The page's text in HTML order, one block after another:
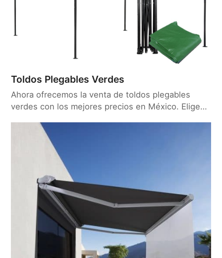
Toldos Plegables Verdes
Ahora ofrecemos la venta de toldos plegables
verdes con los mejores precios en México. Elige…